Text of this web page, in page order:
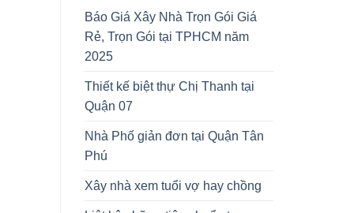
Báo Giá Xây Nhà Trọn Gói Giá
Rẻ, Trọn Gói tại TPHCM năm
2025
Thiết kế biệt thự Chị Thanh tại
Quận 07
Nhà Phố giản đơn tại Quận Tân
Phú
Xây nhà xem tuổi vợ hay chồng